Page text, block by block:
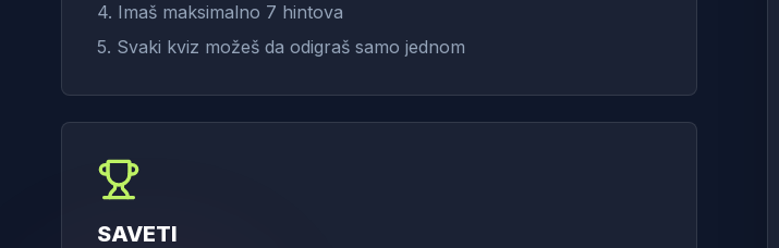
4. Imaš maksimalno 7 hintova
5. Svaki kviz možeš da odigraš samo jednom
SAVETI